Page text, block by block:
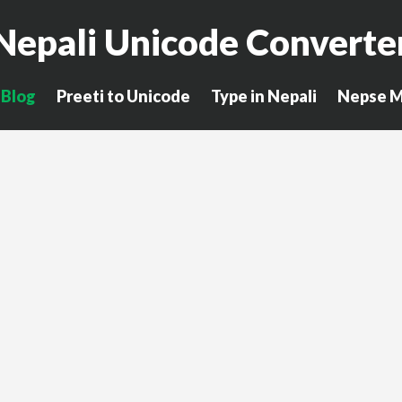
Unicode
Blog Preeti to Unicode Type in Nepali Nepse